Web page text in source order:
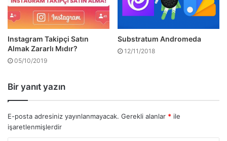
Instagram Takipçi Satın
Almak Zararlı Mıdır?
05/10/2019
Substratum Andromeda
12/11/2018
Bir yanıt yazın
E-posta adresiniz yayınlanmayacak. Gerekli alanlar * ile
işaretlenmişlerdir